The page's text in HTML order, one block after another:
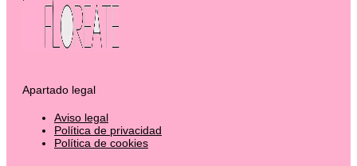
Apartado legal
Aviso legal
Política de privacidad
Política de cookies